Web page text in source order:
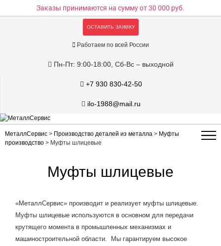
Заказы принимаются на суммуот 30 000 руб.
ОСТАВИТЬ ЗАЯВКУ
Работаем по всей России
Пн-Пт: 9:00-18:00, Сб-Вс – выходной
+7 930 830-42-50
ilo-1988@mail.ru
МеталлСервис > Производство деталей из металла > Муфты
производство > Муфты шлицевые
Муфты шлицевые
«МеталлСервис» производит и реализует муфты шлицевые.
Муфты шлицевые используются в основном для передачи
крутящего момента в промышленных механизмах и
машиностроительной области. Мы гарантируем высокое